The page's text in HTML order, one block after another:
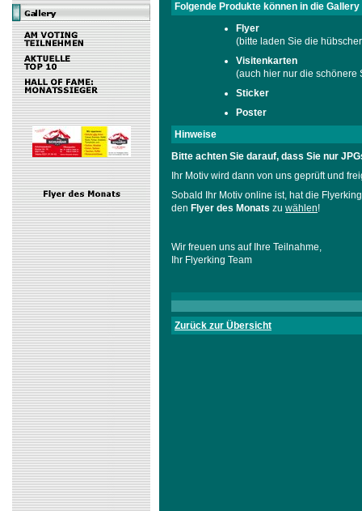
Folgende Produkte können in die
Flyer
(bitte laden Sie die
Visitenkarten
(auch hier nur die schönere
Sticker
Poster
Hinweise
Bitte achten Sie darauf, dass Sie nur
Ihr Motiv wird dann von uns geprüft und
Sobald Ihr Motiv online ist, hat die
den Flyer des Monats zu wählen!
Wir freuen uns auf Ihre Teilnahme,
Ihr Flyerking Team
Zurück zur Übersicht